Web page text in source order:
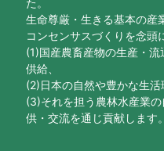
生命尊厳・生きる基本の産
コンセンサスづくりを念頭
(1)国産農畜産物の生産・
供給、
(2)日本の自然や豊かな生活
(3)それを担う農林水産業
供・交流を通じ貢献します。